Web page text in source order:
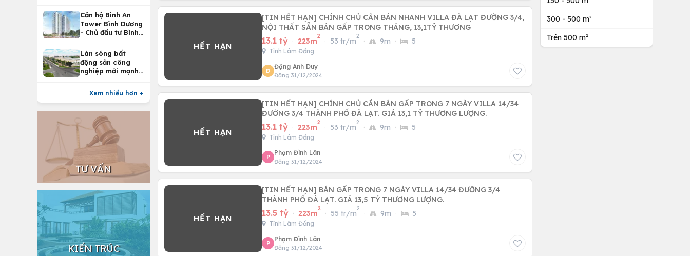
Căn hộ Bình An
Tower Bình Dương
- Chủ đầu tư Bình
Làn sóng bất
động sản công
nghiệp mới mạnh
Xem nhiều hơn +
TƯ VẤN
KIẾN TRÚC
[TIN HẾT HẠN] CHÍNH CHỦ CẦN BÁN NHANH VILLA ĐÀ LẠT ĐƯỜNG 3/4,
NỘI THẤT SẴN BÁN GẤP TRONG THÁNG, 13,1TỶ THƯƠNG
13.1 tỷ · 223m
2
· 53 tr/m
2
· 9m · 5
Tỉnh Lâm Đồng
Đ
Đặng Anh Duy
Đăng 31/12/2024
[TIN HẾT HẠN] CHÍNH CHỦ CẦN BÁN GẤP TRONG 7 NGÀY VILLA 14/34
ĐƯỜNG 3/4 THÀNH PHỐ ĐÀ LẠT. GIÁ 13,1 TỶ THƯƠNG LƯỢNG.
13.1 tỷ · 223m
2
· 53 tr/m
2
· 9m · 5
Tỉnh Lâm Đồng
P
Phạm Đình Lân
Đăng 31/12/2024
[TIN HẾT HẠN] BÁN GẤP TRONG 7 NGÀY VILLA 14/34 ĐƯỜNG 3/4
THÀNH PHỐ ĐÀ LẠT. GIÁ 13,5 TỶ THƯƠNG LƯỢNG.
13.5 tỷ · 223m
2
· 55 tr/m
2
· 9m · 5
Tỉnh Lâm Đồng
P
Phạm Đình Lân
Đăng 31/12/2024
300 - 500 m²
Trên 500 m²